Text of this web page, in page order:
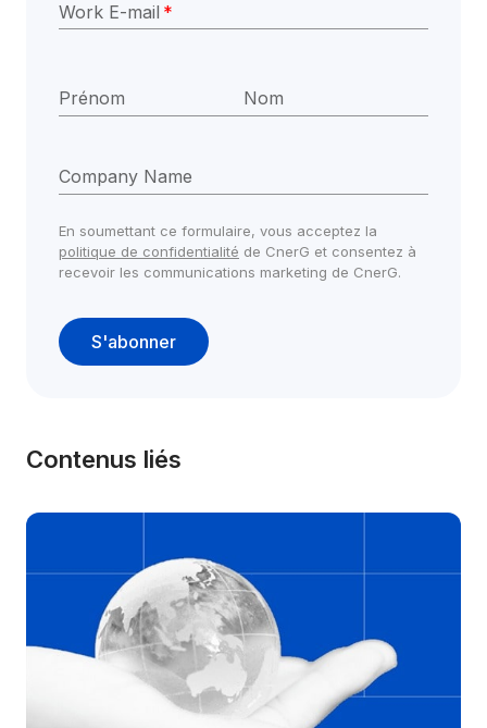
Work E-mail *
Prénom Nom
Company Name
politique de confidentialité de CnerG et consentez à
recevoir les communications marketing de CnerG.
S'abonner
Contenus liés